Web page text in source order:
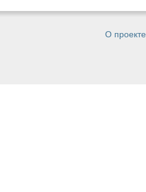
О проекте